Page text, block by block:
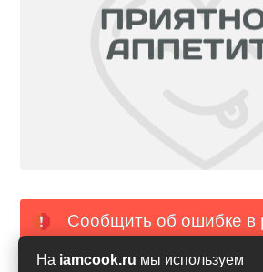
На iamcook.ru мы используем
Сообщить об ошибке в